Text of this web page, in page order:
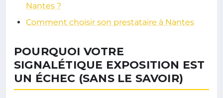
Nantes ?
Comment choisir son prestataire à Nantes
POURQUOI VOTRE
SIGNALÉTIQUE EXPOSITION EST
UN ÉCHEC (SANS LE SAVOIR)